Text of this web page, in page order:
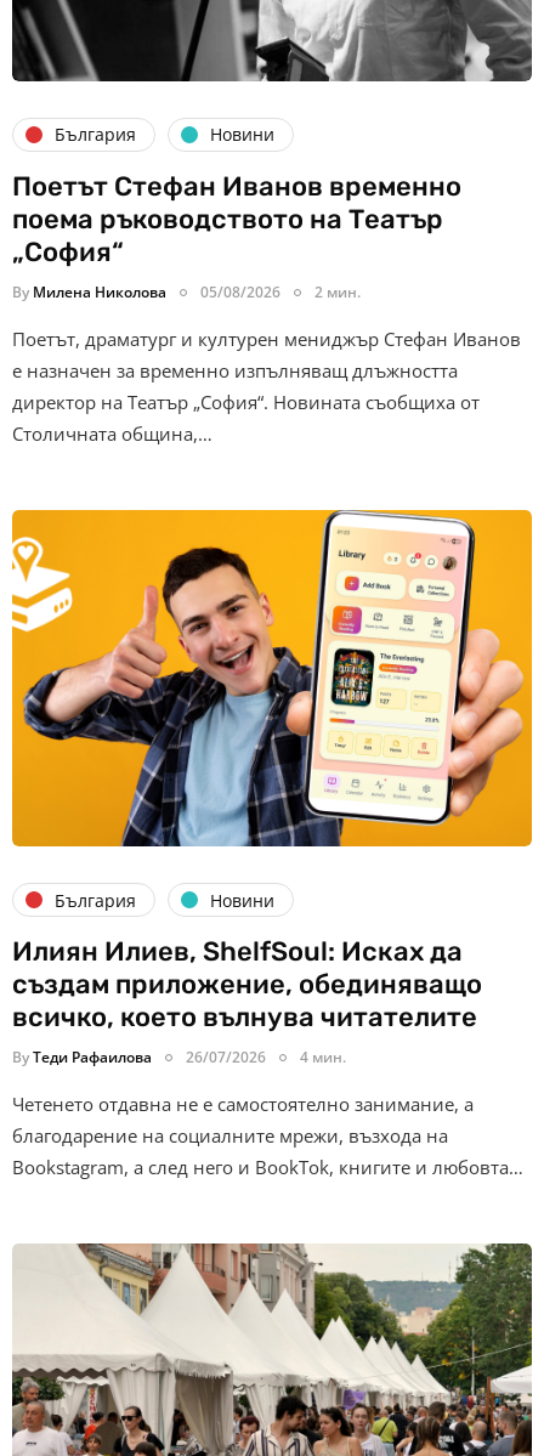
България Новини
Поетът Стефан Иванов временно
поема ръководството на Театър
„София“
By Милена Николова 05/08/2026 2 мин.
Поетът, драматург и културен мениджър Стефан Иванов
е назначен за временно изпълняващ длъжността
директор на Театър „София“. Новината съобщиха от
Столичната община,…
България Новини
Илиян Илиев, ShelfSoul: Исках да
създам приложение, обединяващо
всичко, което вълнува читателите
ByТеди Рафаилова 26/07/2026 4 мин.
Четенето отдавна не е самостоятелно занимание, а
благодарение на социалните мрежи, възхода на
Bookstagram, а след него и BookTok, книгите и любовта…